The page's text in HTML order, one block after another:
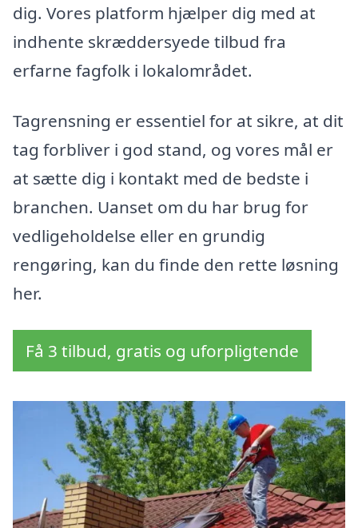
dig. Vores platform hjælper dig med at
indhente skræddersyede tilbud fra
erfarne fagfolk i lokalområdet.
Tagrensning er essentiel for at sikre, at dit
tag forbliver i god stand, og vores mål er
at sætte dig i kontakt med de bedste i
branchen. Uanset om du har brug for
vedligeholdelse eller en grundig
rengøring, kan du finde den rette løsning
her.
Få 3 tilbud, gratis og uforpligtende